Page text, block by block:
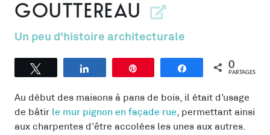
gouttereau
Un peu d'histoire architecturale
Partagez 0
PARTAGES
Au début des maisons à pans de bois, il était d’usage
de bâtir le mur pignon en façade rue , permettant ainsi
aux charpentes d’être accolées les unes aux autres.